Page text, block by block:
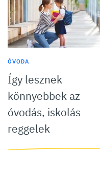
ÓVODA
Így lesznek
könnyebbek az
óvodás, iskolás
reggelek